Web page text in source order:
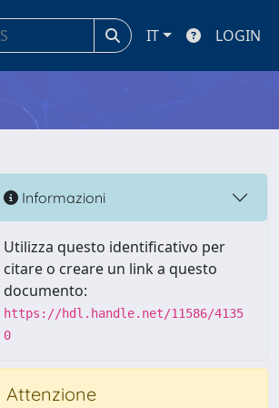
IT LOGIN
Informazioni
Utilizza questo identificativo per
citare o creare un link a questo
documento:
https://hdl.handle.net/11586/4135
0
Attenzione